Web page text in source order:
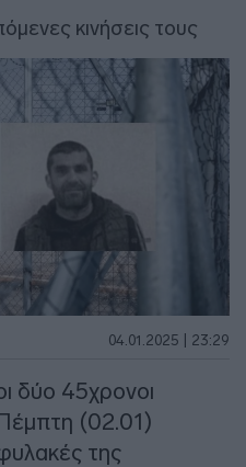
κινήσεις τους
04.01.2025 | 23:29
δύο 45χρονοι
(02.01)
της